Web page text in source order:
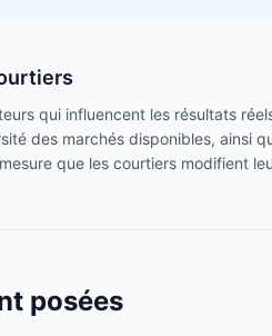
qui influencent les résultats
des marchés disponibles, ainsi
que les courtiers modifient
posées